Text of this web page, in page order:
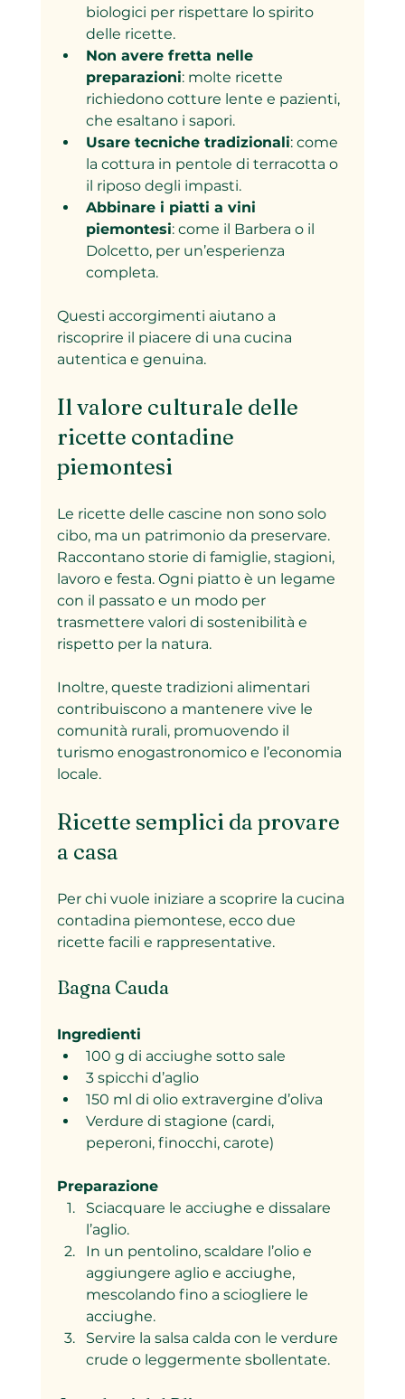
biologici per rispettare lo spirito
delle ricette.
Non avere fretta nelle
preparazioni: molte ricette
richiedono cotture lente e pazienti,
che esaltano i sapori.
Usare tecniche tradizionali: come
la cottura in pentole di terracotta o
il riposo degli impasti.
Abbinare i piatti a vini
piemontesi: come il Barbera o il
Dolcetto, per un’esperienza
completa.
Questi accorgimenti aiutano a
riscoprire il piacere di una cucina
autentica e genuina.
Il valore culturale delle
ricette contadine
piemontesi
Le ricette delle cascine non sono solo
cibo, ma un patrimonio da preservare.
Raccontano storie di famiglie, stagioni,
lavoro e festa. Ogni piatto è un legame
con il passato e un modo per
trasmettere valori di sostenibilità e
rispetto per la natura.
Inoltre, queste tradizioni alimentari
contribuiscono a mantenere vive le
comunità rurali, promuovendo il
turismo enogastronomico e l’economia
locale.
Ricette semplici da provare
a casa
Per chi vuole iniziare a scoprire la cucina
contadina piemontese, ecco due
ricette facili e rappresentative.
Bagna Cauda
Ingredienti
100 g di acciughe sotto sale
3 spicchi d’aglio
150 ml di olio extravergine d’oliva
Verdure di stagione (cardi,
peperoni, finocchi, carote)
Preparazione
Sciacquare le acciughe e dissalare
l’aglio.
In un pentolino, scaldare l’olio e
aggiungere aglio e acciughe,
mescolando fino a sciogliere le
acciughe.
Servire la salsa calda con le verdure
crude o leggermente sbollentate.